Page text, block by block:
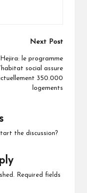
Next Post
le programme
social assure
350.000
logements
the discussion?
Required fields